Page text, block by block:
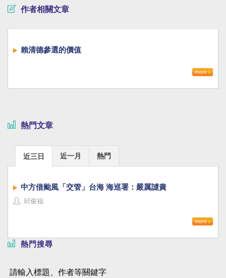
作者相關文章
賴清德參選的價值
熱門文章
近三日 近一月 熱門
中方借颱風「交管」台海 海巡署：嚴厲譴責
邱俊福
熱門搜尋
請輸入標題、作者等關鍵字